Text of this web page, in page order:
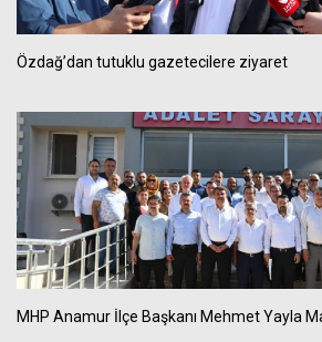
Özdağ’dan tutuklu gazetecilere ziyaret
MHP Anamur İlçe Başkanı Mehmet Yayla